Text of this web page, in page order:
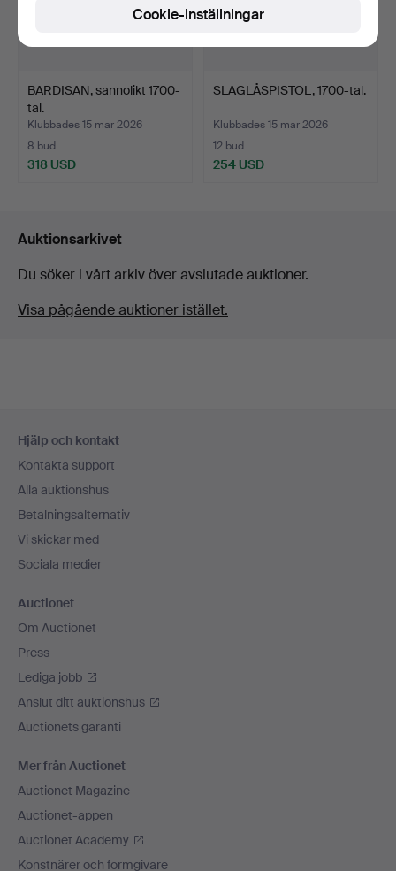
BARDISAN, sannolikt 1700-
tal.
Klubbades 15 mar 2026
8 bud
318 USD
SLAGLÅSPISTOL, 1700-tal.
Klubbades 15 mar 2026
12 bud
254 USD
Auktionsarkivet
Du söker i vårt arkiv över avslutade auktioner.
Visa pågående auktioner istället.
Hjälp och kontakt
Kontakta support
Alla auktionshus
Betalningsalternativ
Vi skickar med
Sociala medier
Auctionet
Om Auctionet
Press
Lediga jobb
Anslut ditt auktionshus
Auctionets garanti
Mer från Auctionet
Auctionet Magazine
Auctionet-appen
Auctionet Academy
Konstnärer och formgivare
Cookie-inställningar